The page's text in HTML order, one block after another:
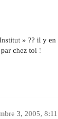
» ?? il y en
chez toi !
3, 2005, 8:11